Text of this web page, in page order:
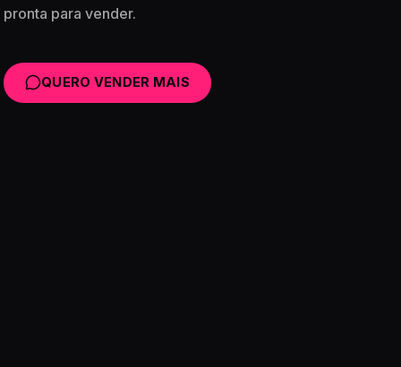
pronta para vender.
QUERO VENDER MAIS